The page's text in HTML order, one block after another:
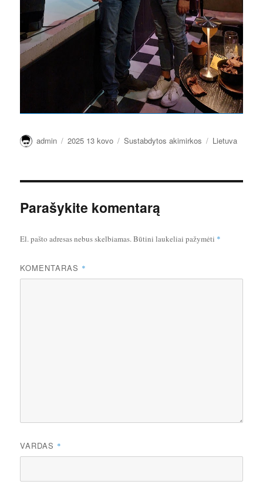
Autorius
admin Paskelbta
2025 13 kovo Kategorijos
Sustabdytos akimirkos Žymos
Lietuva
Parašykite komentarą
El. pašto adresas nebus skelbiamas.Būtini laukeliai pažymėti *
KOMENTARAS *
VARDAS *